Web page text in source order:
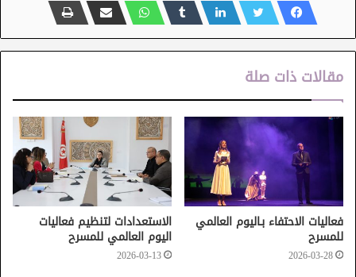
وعرض “البخارة” هو من انتاج مسرح أوبرا تونس وإخراج الصادق
الطرابلسي وبمشاركة مجموعة من الفنانين وهم: رمزي عزيز
ومريم بن حسن وعلي بن سعيد وبليغ مكي وبلال سلاطنية،
وتتناول المسرحية قضية التلوث في مدينة قابس وتداعياتها
الصحية والنفسية والاجتماعية على المجتمع.
مسرحية البخّارة
مهرجان أيام الشارقة المسرحية
مقالات ذات صلة
فعاليات الاحتفاء بـاليوم العالمي
للمسرح
2026-03-28
الاستعدادات لتنظيم فعاليات
اليوم العالمي للمسرح
2026-03-13